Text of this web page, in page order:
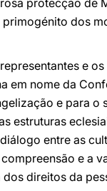
protecção de
dos
e
em nome da
e para o
estruturas
entre as
e a
direitos da